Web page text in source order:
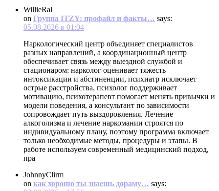
WillieRal
on Группа ITZY: профайл и факты… says:
05.08.2026 в 01:04
Наркологический центр объединяет специалистов
разных направлений, а координационный центр
обеспечивает связь между выездной службой и
стационаром: нарколог оценивает тяжесть
интоксикации и абстиненции, психиатр исключает
острые расстройства, психолог поддерживает
мотивацию, психотерапевт помогает менять привычки и
модели поведения, а консультант по зависимости
сопровождает путь выздоровления. Лечение
алкоголизма и лечение наркомании строятся по
индивидуальному плану, поэтому программа включает
только необходимые методы, процедуры и этапы. В
работе используем современный медицинский подход,
пра
JohnnyClirm
on как хорошо ты знаешь дораму… says: